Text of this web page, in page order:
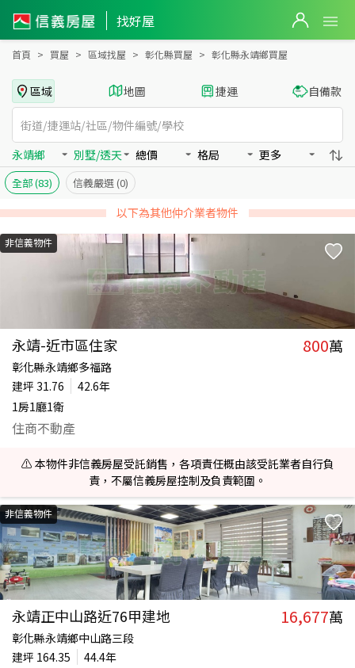
找好屋
彰化縣永靖鄉買房：別墅/透天房屋物件出售、房價分析
首頁 買屋 區域找屋 彰化縣買屋 彰化縣永靖鄉買屋
區域 地圖 捷運 自備款
永靖鄉 別墅/透天 總價 格局 更多
全部(83) 信義嚴選 (0)
以下為其他仲介業者物件
非信義物件
永靖-近市區住家 800萬
彰化縣永靖鄉多福路
建坪 31.76
42.6年
1房1廳1衛
住商不動產
⚠️ 本物件非信義房屋受託銷售，各項責任概由該受託業者自行負
責，不屬信義房屋控制及負責範圍。
非信義物件
永靖正中山路近76甲建地 16,677萬
彰化縣永靖鄉中山路三段
建坪 164.35
44.4年